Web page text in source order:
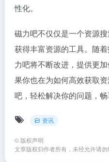
性化。
磁力吧不仅仅是一个资源
获得丰富资源的工具。随
力吧将不断改进，提供更
果你也在为如何高效获取
吧，轻松解决你的问题，畅
资讯
© 版权声明
文章版权归作者所有，未经允许请勿